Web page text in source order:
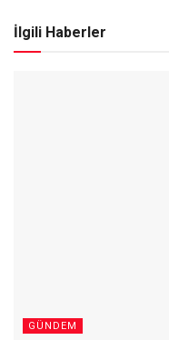
İlgili Haberler
GÜNDEM